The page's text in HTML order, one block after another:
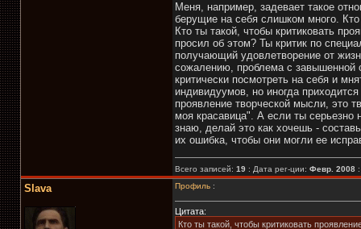
Меня, например, задевает такое
берущие на себя слишком много.
Кто ты такой, чтобы критиковать
просил об этом? Ты критик по
получающий удовлетворение от
сожалению, проблема с завышенной
критически посмотреть на себя и
индивидуумов, но иногда
проявление творческой мысли, это
моя красавица". А если ты серьезно
знаю, делай это как хочешь -
их ошибка, чтобы они могли ее
Всего записей: 19: Дата рег-ции: Февр. 2008
Slava Профиль:
Цитата:
Кто ты такой, чтобы критиковать